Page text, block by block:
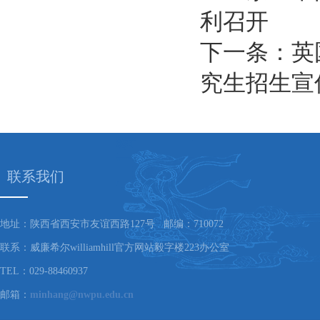
利召开
下一条：
究生招生
联系我们
地址：陕西省西安市友谊西路127号 邮编：710072
联系：威廉希尔williamhill官方网站毅字楼223办公室
TEL：029-88460937
邮箱： minhang@nwpu.edu.cn